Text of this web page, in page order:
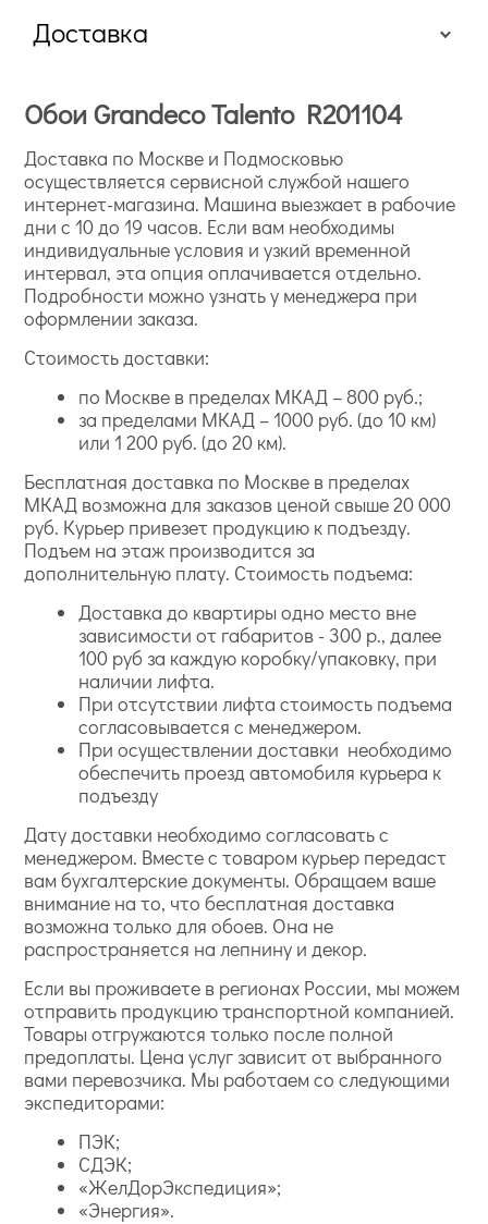
Доставка
Обои Grandeco Talento R201104
Доставка по Москве и Подмосковью
осуществляется сервисной службой нашего
интернет-магазина. Машина выезжает в рабочие
дни с 10 до 19 часов. Если вам необходимы
индивидуальные условия и узкий временной
интервал, эта опция оплачивается отдельно.
Подробности можно узнать у менеджера при
оформлении заказа.
Стоимость доставки:
по Москве в пределах МКАД – 800 руб.;
за пределами МКАД – 1000 руб. (до 10 км)
или 1 200 руб. (до 20 км).
Бесплатная доставка по Москве в пределах
МКАД возможна для заказов ценой свыше 20 000
руб. Курьер привезет продукцию к подъезду.
Подъем на этаж производится за
дополнительную плату. Стоимость подъема:
Доставка до квартиры одно место вне
зависимости от габаритов - 300 р., далее
100 руб за каждую коробку/упаковку, при
наличии лифта.
При отсутствии лифта стоимость подъема
согласовывается с менеджером.
При осуществлении доставки необходимо
обеспечить проезд автомобиля курьера к
подъезду
Дату доставки необходимо согласовать с
менеджером. Вместе с товаром курьер передаст
вам бухгалтерские документы. Обращаем ваше
внимание на то, что бесплатная доставка
возможна только для обоев. Она не
распространяется на лепнину и декор.
Если вы проживаете в регионах России, мы можем
отправить продукцию транспортной компанией.
Товары отгружаются только после полной
предоплаты. Цена услуг зависит от выбранного
вами перевозчика. Мы работаем со следующими
экспедиторами:
ПЭК;
СДЭК;
«ЖелДорЭкспедиция»;
«Энергия».